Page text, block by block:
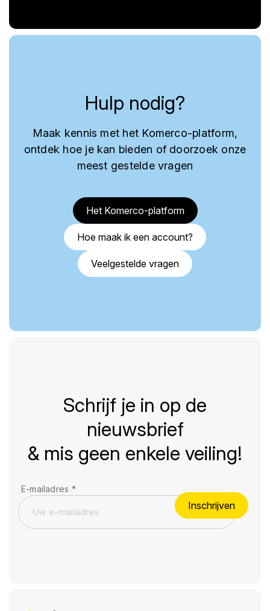
Hulp nodig?
Maak kennis met het Komerco-platform,
ontdek hoe je kan bieden of doorzoek onze
meest gestelde vragen
Het Komerco-platform
Hoe maak ik een account?
Veelgestelde vragen
Schrijf je in op de
nieuwsbrief
& mis geen enkele veiling!
E-mailadres *
Inschrijven